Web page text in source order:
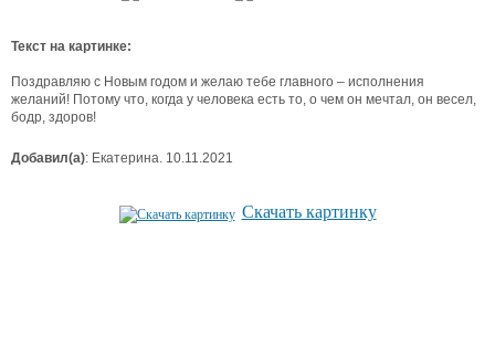
Текст на картинке:
Поздравляю с Новым годом и желаю тебе главного – исполнения
желаний! Потому что, когда у человека есть то, о чем он мечтал, он весел,
бодр, здоров!
Добавил(а): Екатерина. 10.11.2021
Скачать картинку